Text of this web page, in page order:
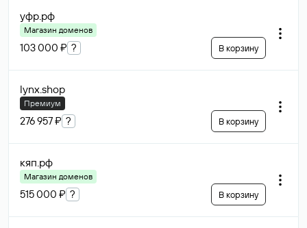
уфр.рф
Магазин доменов
103 000 ₽ ? В корзину
lynx.shop
Премиум
276 957 ₽ ? В корзину
кяп.рф
Магазин доменов
515 000 ₽ ? В корзину